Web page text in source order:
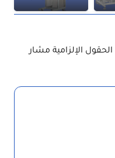
الحقول الإلزامية مشار